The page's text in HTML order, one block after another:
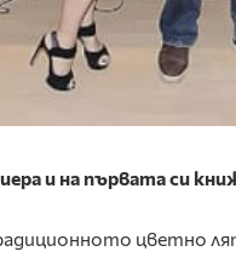
и на първата си
цветно